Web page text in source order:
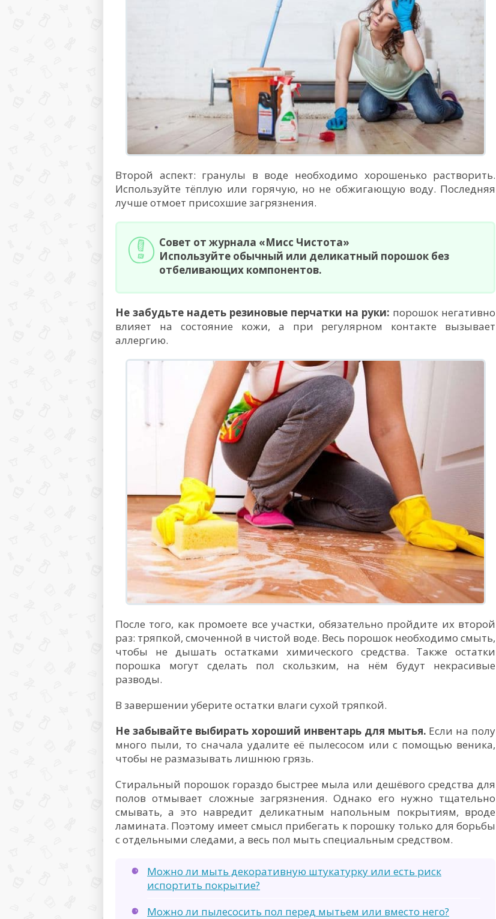
Второй аспект: гранулы в воде необходимо хорошенько растворить.
Используйте тёплую или горячую, но не обжигающую воду. Последняя
лучше отмоет присохшие загрязнения.
Совет от журнала «Мисс Чистота»
Используйте обычный или деликатный порошок без
отбеливающих компонентов.
Не забудьте надеть резиновые перчатки на руки: порошок негативно
влияет на состояние кожи, а при регулярном контакте вызывает
аллергию.
После того, как промоете все участки, обязательно пройдите их второй
раз: тряпкой, смоченной в чистой воде. Весь порошок необходимо смыть,
чтобы не дышать остатками химического средства. Также остатки
порошка могут сделать пол скользким, на нём будут некрасивые
разводы.
В завершении уберите остатки влаги сухой тряпкой.
Не забывайте выбирать хороший инвентарь для мытья. Если на полу
много пыли, то сначала удалите её пылесосом или с помощью веника,
чтобы не размазывать лишнюю грязь.
Стиральный порошок гораздо быстрее мыла или дешёвого средства для
полов отмывает сложные загрязнения. Однако его нужно тщательно
смывать, а это навредит деликатным напольным покрытиям, вроде
ламината. Поэтому имеет смысл прибегать к порошку только для борьбы
с отдельными следами, а весь пол мыть специальным средством.
Можно ли мыть декоративную штукатурку или есть риск
испортить покрытие?
Можно ли пылесосить пол перед мытьем или вместо него?